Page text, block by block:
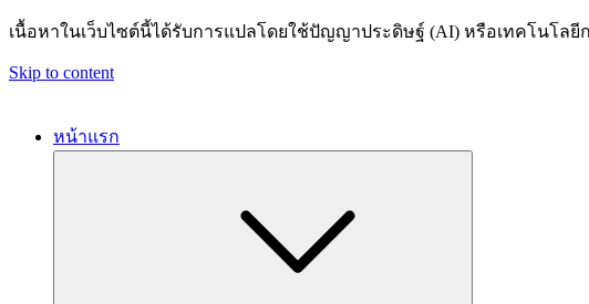
เนื้อหาในเว็บไซต์นี้ได้รับการแปลโดยใช้ปัญญาประดิษฐ์ (AI) หรือเทคโนโล
Skip to content
หน้าแรก